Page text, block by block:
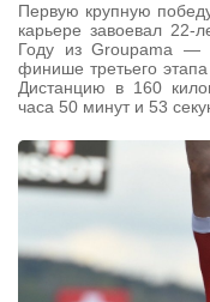
Первую крупную
карьере завоевал 22-
Году из Groupama
финише третьего
Дистанцию в 160
часа 50 минут и 53